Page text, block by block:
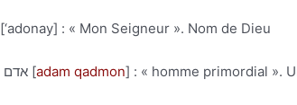
אדוני [‘adonay] : « Mon Seigneur ». Nom de Dieu
אדם קדמון [adam qadmon] : « homme primordial ».